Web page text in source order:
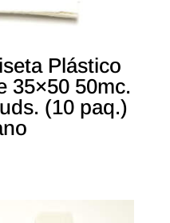
Plástico
35×50 50mc.
(10 paq.)